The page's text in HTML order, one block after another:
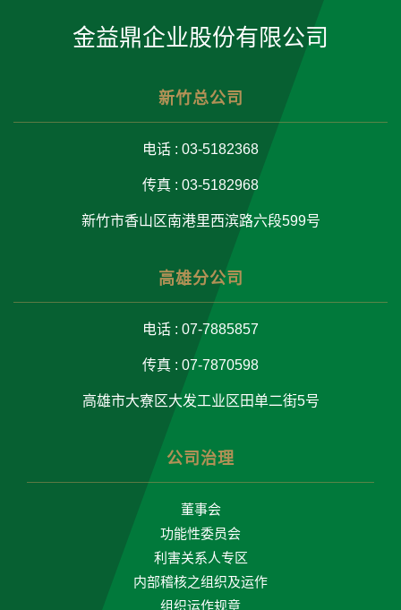
金益鼎企业股份有限公司
新竹总公司
电话 : 03-5182368
传真 : 03-5182968
新竹市香山区南港里西滨路六段599号
高雄分公司
电话 : 07-7885857
传真 : 07-7870598
高雄市大寮区大发工业区田单二街5号
公司治理
董事会
功能性委员会
利害关系人专区
内部稽核之组织及运作
组织运作规章